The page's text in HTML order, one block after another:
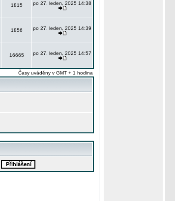
1815 po 27. leden, 2025 14:38
1856 po 27. leden, 2025 14:39
16665 po 27. leden, 2025 14:57
Časy uváděny v GMT + 1 hodina